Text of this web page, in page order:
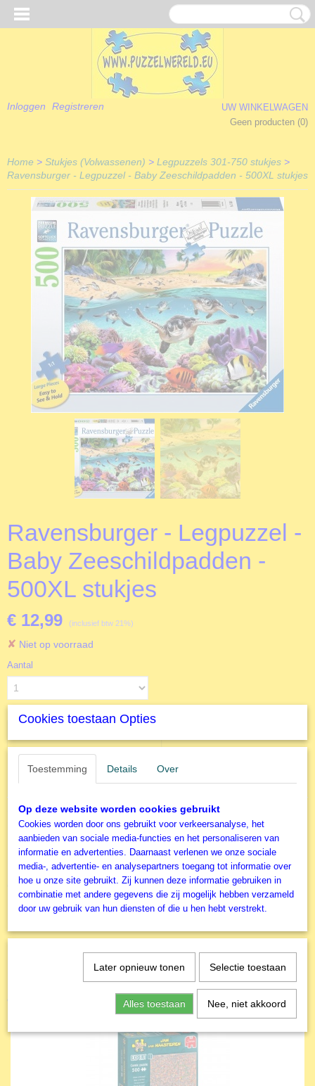
Inloggen Registreren
UW WINKELWAGEN
Geen producten (0)
Home > Stukjes (Volwassenen) > Legpuzzels 301-750 stukjes >
Ravensburger - Legpuzzel - Baby Zeeschildpadden - 500XL stukjes
Ravensburger - Legpuzzel -
Baby Zeeschildpadden -
500XL stukjes
€ 12,99 (inclusief btw 21%)
✘ Niet op voorraad
Aantal
Specificaties
Productcode
R174560
EAN code
4005556174560
Productcode leverancier
Ravensburger
Formaat gelegde puzzel
70x50 cm
Omschrijving
500 XL stukjes - Baby
Zeeschildpadden
Ravensburger Grote Stukken
Cookies toestaan Opties
Toestemming Details Over
Op deze website worden cookies gebruikt
Cookies worden door ons gebruikt voor verkeersanalyse, het
aanbieden van sociale media-functies en het personaliseren van
informatie en advertenties. Daarnaast verlenen we onze sociale
media-, advertentie- en analysepartners toegang tot informatie over
hoe u onze site gebruikt. Zij kunnen deze informatie gebruiken in
combinatie met andere gegevens die zij mogelijk hebben verzameld
door uw gebruik van hun diensten of die u hen hebt verstrekt.
Later opnieuw tonen Selectie toestaan
Alles toestaan Nee, niet akkoord